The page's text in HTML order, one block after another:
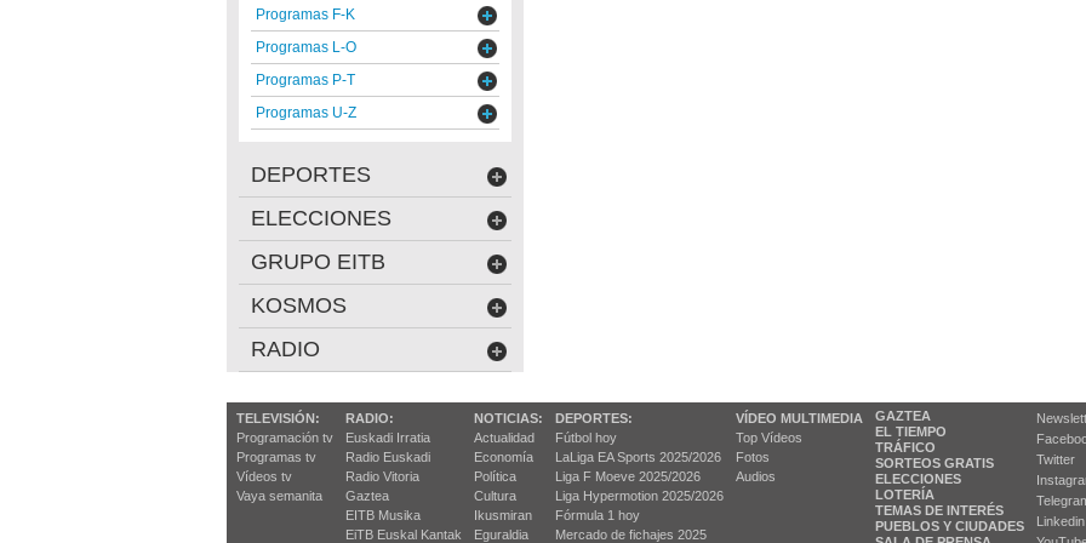
Programas F-K
Programas L-O
Programas P-T
Programas U-Z
DEPORTES
ELECCIONES
GRUPO EITB
KOSMOS
RADIO
TELEVISIÓN:
Programación tv
Programas tv
Vídeos tv
Vaya semanita
RADIO:
Euskadi Irratia
Radio Euskadi
Radio Vitoria
Gaztea
EITB Musika
EiTB Euskal Kantak
NOTICIAS:
Actualidad
Economía
Política
Cultura
Ikusmiran
Eguraldia
DEPORTES:
Fútbol hoy
LaLiga EA Sports 2025/2026
Liga F Moeve 2025/2026
Liga Hypermotion 2025/2026
Fórmula 1 hoy
Mercado de fichajes 2025
VÍDEO MULTIMEDIA
Top Vídeos
Fotos
Audios
GAZTEA
EL TIEMPO
TRÁFICO
SORTEOS GRATIS
ELECCIONES
LOTERÍA
TEMAS DE INTERÉS
PUEBLOS Y CIUDADES
Twitter
Linkedin